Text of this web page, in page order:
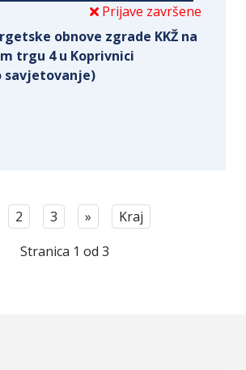
Prijave završene
obnove zgrade KKŽ na
trgu 4 u Koprivnici
savjetovanje)
2 3 »
Kraj
Stranica 1 od 3